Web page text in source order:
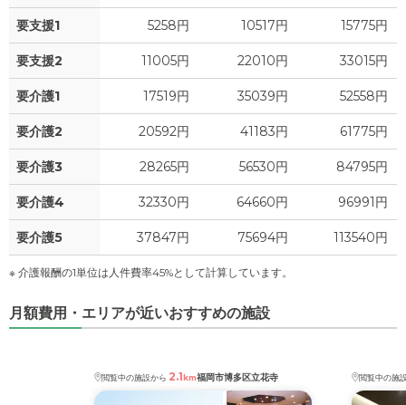
その他 2.2
介護保険料 -
食費 ? 3.3
水道・光熱費 0 万円
上乗せ介護費 ? 0 万円
その他 2.4
介護保険料 - 万円
要支援1 5258円 10517円 15775円
要支援2 11005円 22010円 33015円
要介護1 17519円 35039円 52558円
要介護2 20592円 41183円 61775円
要介護3 28265円 56530円 84795円
要介護4 32330円 64660円 96991円
要介護5 37847円 75694円 113540円
※ 介護報酬の1単位は人件費率45%として計算しています。
月額費用・エリアが近いおすすめの施設
閲覧中の施設から 2.1 km福岡市博多区立花寺 閲覧中の施